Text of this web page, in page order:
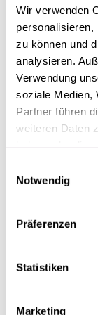
Wir verwenden
personalisieren,
zu können und
analysieren.
Verwendung
soziale Medien,
Partner führen
weiteren Daten
Notwendig
Präferenzen
Statistiken
Marketing
Handel,
Jetzt!!
Schließen
aktuelle
vonRalf